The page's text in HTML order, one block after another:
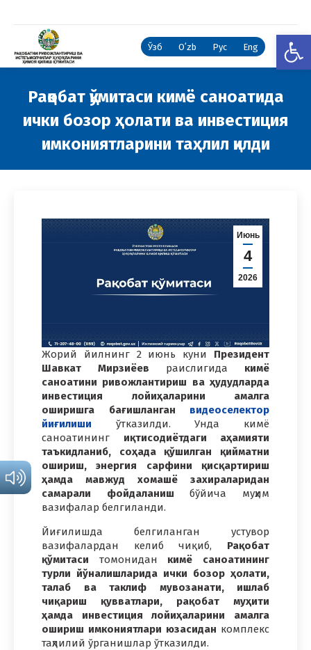
Ўзб Oʻzb Рус Eng
Рақобат қўмитаси кимё саноатида
ички бозор ҳолати ва инвестиция
имкониятларини таҳлил қилди
Июнь
4
2026
Жорий йилнинг 2 июнь куни Президент
Шавкат Мирзиёев раислигида кимё
саноатини ривожлантириш ва ҳудудларда
инвестиция лойиҳаларини амалга
оширишга бағишланган
видеоселектор
йиғилиши ўтказилди. Унда кимё
саноатининг иқтисодиётдаги аҳамияти
таъкидланиб, соҳада қўшилган қийматни
ошириш, энергия сарфини қисқартириш
ҳамда мавжуд хомашё захираларидан
самарали фойдаланиш бўйича муҳим
вазифалар белгиланди.
Йиғилишда белгиланган устувор
вазифалардан келиб чиқиб, Рақобат
қўмитаси томонидан кимё саноатининг
турли йўналишларида ички бозор ҳолати,
талаб ва таклиф мувозанати, ишлаб
чиқариш қувватлари, рақобат муҳити
ҳамда инвестиция лойиҳаларини амалга
ошириш имкониятлари юзасидан комплекс
таҳлилий ўрганишлар ўтказилди.